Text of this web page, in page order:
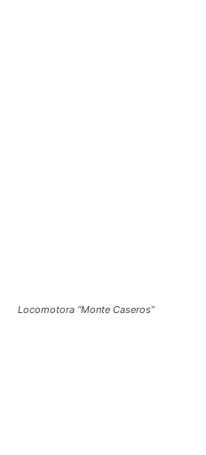
Locomotora “Monte Caseros”